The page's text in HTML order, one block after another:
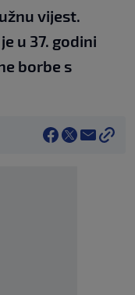
vijest.
u 37. godini
borbe s